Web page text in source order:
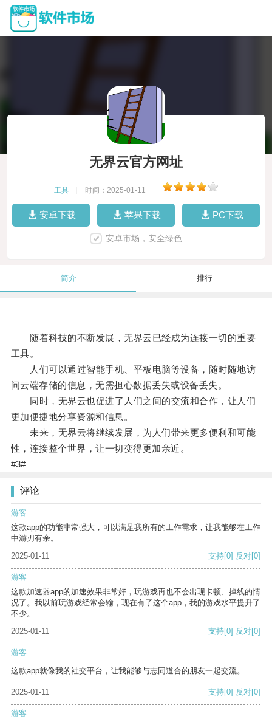
无界云官方网址
工具 时间：2025-01-11
安卓下载 苹果下载 PC下载
安卓市场，安全绿色
简介 排行
随着科技的不断发展，无界云已经成为连接一切的重要
工具。
人们可以通过智能手机、平板电脑等设备，随时随地访
问云端存储的信息，无需担心数据丢失或设备丢失。
同时，无界云也促进了人们之间的交流和合作，让人们
更加便捷地分享资源和信息。
未来，无界云将继续发展，为人们带来更多便利和可能
性，连接整个世界，让一切变得更加亲近。
#3#
评论
游客
这款app的功能非常强大，可以满足我所有的工作需求，让我能够在工作
中游刃有余。
2025-01-11
支持[0] 反对[0]
游客
这款加速器app的加速效果非常好，玩游戏再也不会出现卡顿、掉线的情
况了。我以前玩游戏经常会输，现在有了这个app，我的游戏水平提升了
不少。
2025-01-11
支持[0] 反对[0]
游客
这款app就像我的社交平台，让我能够与志同道合的朋友一起交流。
2025-01-11 支持[0] 反对[0]
游客